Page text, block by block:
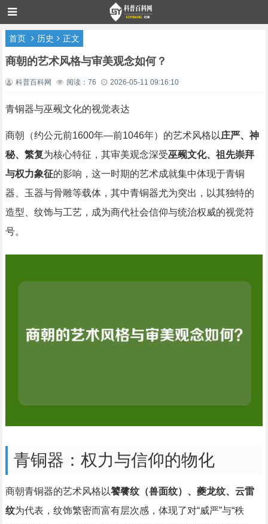
首页 历史 正文
商朝的艺术风格与审美观念如何？
科普百科网 阅读：76 2026-05-11 09:16:10
青铜器与巫觋文化的视觉表达
商朝（约公元前1600年—前1046年）的艺术风格以庄严、神
秘、繁复为核心特征，其审美观念深受巫觋文化、祖先崇拜
与权力象征的影响，这一时期的艺术成就集中体现于青铜
器、玉器与骨雕等载体，其中青铜器尤为突出，以其独特的
造型、纹饰与工艺，成为商代社会信仰与统治权威的视觉符
号。
青铜器：权力与信仰的物化
商朝青铜器的艺术风格以饕餮纹（兽面纹）、夔龙纹、云雷
纹为代表，纹饰繁密而富有层次感，体现了对“威严”与“秩